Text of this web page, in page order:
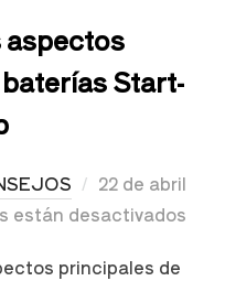
aspectos
Start-
22 de abril
están desactivados
principales de